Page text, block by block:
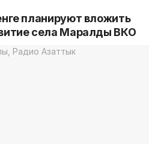
планируют вложить
села Маралды ВКО